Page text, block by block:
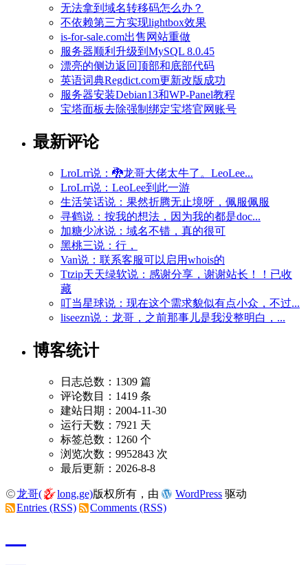
无法拿到域名转移码怎么办？
不依赖第三方实现lightbox效果
is-for-sale.com出售网站重做
服务器顺利升级到MySQL 8.0.45
漂亮的侧边返回顶部和底部代码
英语词典Regdict.com更新改版成功
服务器安装Debian13和WP-Panel教程
宝塔面板去除强制绑定宝塔官网账号
最新评论
LroLrr说：🐉龙哥大佬太牛了。LeoLee...
LroLrr说：LeoLee到此一游
生活笑话说：果然折腾无止境呀，佩服佩服
寻鹤说：按我的想法，因为我的都是doc...
加糖少冰说：域名不错，真的很可
黑桃三说：行，
Van说：联系客服可以启用whois的
Ttzip天天绿软说：感谢分享，谢谢站长！！已收
藏
叮当星球说：现在这个需求貌似有点小众，不过...
liseezn说：龙哥，之前那事儿是我没整明白，...
博客统计
日志总数：1309 篇
评论数目：1419 条
建站日期：2004-11-30
运行天数：7921 天
标签总数：1260 个
浏览次数：9952843 次
最后更新：2026-8-8
龙哥( long.ge)版权所有，由 WordPress 驱动
Entries (RSS)
Comments (RSS)